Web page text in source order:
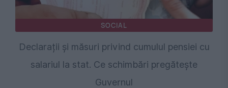
SOCIAL
Declarații și măsuri privind cumulul pensiei cu
salariul la stat. Ce schimbări pregătește
Guvernul